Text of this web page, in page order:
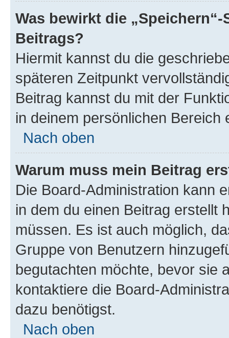
Was bewirkt die
Beitrags?
Hiermit kannst du die
späteren Zeitpunkt
Beitrag kannst du mit der
in deinem persönlichen Bereich
Nach oben
Warum muss mein Beitrag
Die Board-Administration kann
in dem du einen Beitrag erstellt
müssen. Es ist auch möglich,
Gruppe von Benutzern
begutachten möchte, bevor sie
kontaktiere die Board-
dazu benötigst.
Nach oben